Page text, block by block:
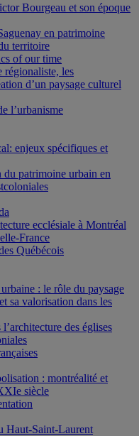
Bourgeau et son époque
en patrimoine
territoire
of our time
régionaliste, les
d’un paysage culturel
l’urbanisme
enjeux spécifiques et
du patrimoine urbain en
ecclésiale à Montréal
France
Québécois
: le rôle du paysage
sa valorisation dans les
des églises
: montréalité et
siècle
Haut-Saint-Laurent